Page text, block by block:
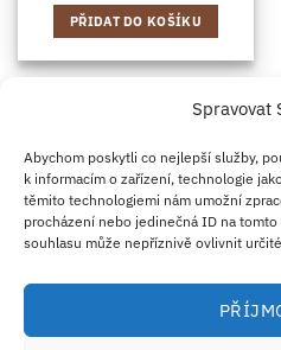
Spravovat
Abychom poskytli co nejlepší služby,
k informacím o zařízení, technologie
těmito technologiemi nám umožní
procházení nebo jedinečná ID na
souhlasu může nepříznivě ovlivnit
PŘIDAT DO KOŠÍKU
Credit
Card
2
Klarna
ZÁSADY DOPRAVY
OBCHODNÍ PODMÍNKY
OMEZENÍ
Antim I Street, No. 14, fl. 2, law